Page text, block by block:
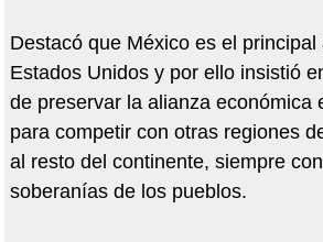
Destacó que México es el
Estados Unidos y por ello insistió
de preservar la alianza económica
para competir con otras regiones
al resto del continente, siempre
soberanías de los pueblos.